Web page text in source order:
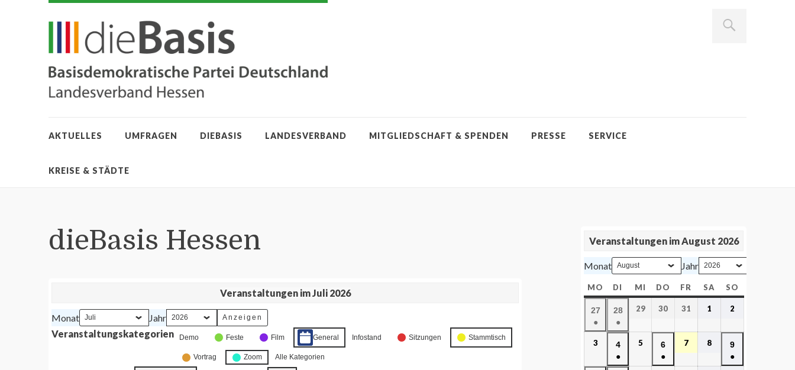
AKTUELLES UMFRAGEN DIEBASIS LANDESVERBAND MITGLIEDSCHAFT & SPENDEN PRESSE SERVICE
KREISE & STÄDTE
dieBasis Hessen
Veranstaltungen im Juli 2026
Monat
Jahr
Veranstaltungskategorien
Demo Feste Film General Infostand Sitzungen Stammtisch
Vortrag Zoom Alle Kategorien
Veranstaltungen im August 2026
Monat Jahr
MO DI MI DO FR SA SO
27
●
28
●
29 30 31 1 2
3
4
●
5
6
●
7 8
9
●